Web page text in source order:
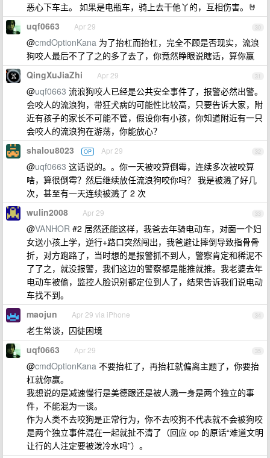
恶心下车主。 如果是电瓶车，骑上去干他丫的，互相伤害。🤘
30
uqf0663 Apr 29
@cmdOptionKana 为了抬杠而抬杠，完全不顾是否现实，流浪
狗咬人最后不了了之的多了去了，你竟然睁眼说瞎话，算你赢
31
QingXuJiaZhi Apr 29
@uqf0663 流浪狗咬人已经是公共安全事件了，报警必然出警。
会咬人的流浪狗，带狂犬病的可能性比较高，只要告诉大家，附
近有孩子的家长不可能不管，假设你有小孩，你知道附近有一只
会咬人的流浪狗在游荡，你能放心？
32
shalou8023 OP Apr 29
@uqf0663 这话说的。。你一天被咬算倒霉，连续多次被咬算
啥，算很倒霉？然后继续放任流浪狗咬你吗？ 我是被溅了好几
次，甚至有一天连续被溅了 2 次
33
wulin2008 Apr 29
@VANHOR #2 居然还能这样，我爸去年骑电动车，对面一个妇
女送小孩上学，逆行+路口突然闯出，我爸避让摔倒导致指骨骨
折，对方跑路了，当时想的是报警抓不到人，警察肯定和稀泥不
了了之，就没报警，我们这边的警察都是能推就推。我老婆去年
电动车被偷，监控人脸识别都定位到人了，结果告诉我们说电动
车找不到。
34
maojun Apr 29 via iPhone
老生常谈，囚徒困境
35
uqf0663 Apr 29
@cmdOptionKana 不要抬杠了，再抬杠就偏离主题了，你要抬
杠就你赢。
我想说的是减速慢行是美德跟还是被人溅一身是两个独立的事
件，不能混为一谈。
作为人类不去咬狗是正常行为，你不去咬狗不代表就不会被狗咬
是两个独立事件混在一起就扯不清了（回应 op 的原话“难道文明
让行的人注定要被泼冷水吗”）。